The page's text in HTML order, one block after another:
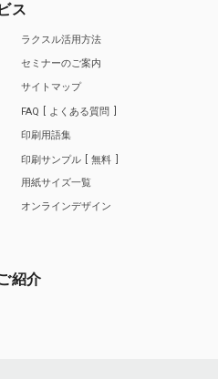
ス
ラクスル活用方法
セミナーのご案内
サイトマップ
FAQ
よくある質問
印刷用語集
印刷サンプル
無料
用紙サイズ一覧
オンラインデザイン
紹介